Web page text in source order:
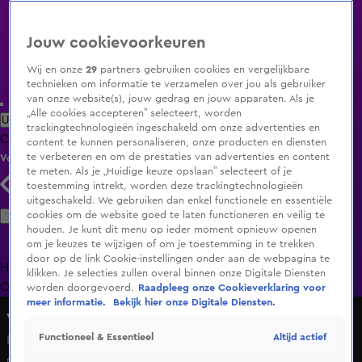
Uitzending Gemist Populaire programma's Zenders Genres
ClipsFilmsRadioSmart TV inlogShop
Volg KIJK
Zoeken
HomeUitzending Gemist Programma's De Bondgenoten
OranjezomerLivestreamsShop
Voetbal Vriendschappelijke wedstrijd
KANS: Luuk de Jong krijgt een goede kans om de score te
Jouw cookievoorkeuren
Wij en onze29 partners gebruiken cookies en vergelijkbare
technieken om informatie te verzamelen over jou als gebruiker
van onze website(s), jouw gedrag en jouw apparaten. Als je
„Alle cookies accepteren” selecteert, worden
trackingtechnologieën ingeschakeld om onze advertenties en
content te kunnen personaliseren, onze producten en diensten
te verbeteren en om de prestaties van advertenties en content
te meten. Als je „Huidige keuze opslaan” selecteert of je
toestemming intrekt, worden deze trackingtechnologieën
uitgeschakeld. We gebruiken dan enkel functionele en essentiële
cookies om de website goed te laten functioneren en veilig te
houden. Je kunt dit menu op ieder moment opnieuw openen
om je keuzes te wijzigen of om je toestemming in te trekken
door op de link Cookie-instellingen onder aan de webpagina te
klikken. Je selecties zullen overal binnen onze Digitale Diensten
worden doorgevoerd.
Raadpleeg onze Cookieverklaring voor
meer informatie.
Bekijk hier onze Digitale Diensten.
Functioneel & Essentieel Altijd actief